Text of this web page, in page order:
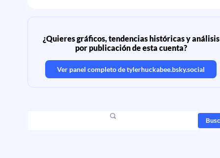
¿Quieres gráficos, tendencias históricas y análisis
por publicación de esta cuenta?
Ver panel completo detylerhuckabee.bsky.social